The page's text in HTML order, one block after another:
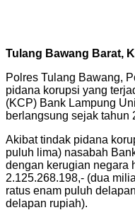
Tulang Bawang Barat,
Polres Tulang Bawang,
pidana korupsi yang
(KCP) Bank Lampung
berlangsung sejak tahun
Akibat tindak pidana
puluh lima) nasabah
dengan kerugian negara
2.125.268.198,- (dua
ratus enam puluh
delapan rupiah).